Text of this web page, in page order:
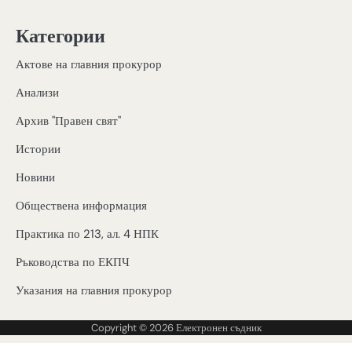
Категории
Актове на главния прокурор
Анализи
Архив "Правен свят"
Истории
Новини
Обществена информация
Практика по 213, ал. 4 НПК
Ръководства по ЕКПЧ
Указания на главния прокурор
Copyright © 2026Електронен съдник